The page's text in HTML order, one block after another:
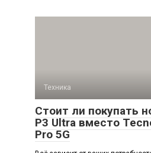
Техника
Стоит ли покупать
P3 Ultra вместо
Pro 5G